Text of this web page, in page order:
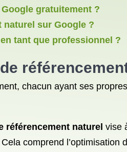
gratuitement ?
naturel sur Google ?
tant que professionnel ?
chacun ayant ses
référencement naturel vise
comprend